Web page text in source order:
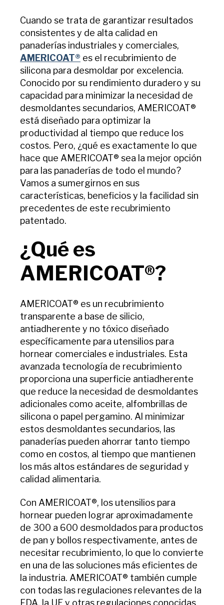
Cuando se trata de garantizar resultados
consistentes y de alta calidad en
panaderías industriales y comerciales,
AMERICOAT® es el recubrimiento de
silicona para desmoldar por excelencia.
Conocido por su rendimiento duradero y su
capacidad para minimizar la necesidad de
desmoldantes secundarios, AMERICOAT®
está diseñado para optimizar la
productividad al tiempo que reduce los
costos. Pero, ¿qué es exactamente lo que
hace que AMERICOAT® sea la mejor opción
para las panaderías de todo el mundo?
Vamos a sumergirnos en sus
características, beneficios y la facilidad sin
precedentes de este recubrimiento
patentado.
¿Qué es
AMERICOAT®?
AMERICOAT® es un recubrimiento
transparente a base de silicio,
antiadherente y no tóxico diseñado
específicamente para utensilios para
hornear comerciales e industriales. Esta
avanzada tecnología de recubrimiento
proporciona una superficie antiadherente
que reduce la necesidad de desmoldantes
adicionales como aceite, alfombrillas de
silicona o papel pergamino. Al minimizar
estos desmoldantes secundarios, las
panaderías pueden ahorrar tanto tiempo
como en costos, al tiempo que mantienen
los más altos estándares de seguridad y
calidad alimentaria.
Con AMERICOAT®, los utensilios para
hornear pueden lograr aproximadamente
de 300 a 600 desmoldados para productos
de pan y bollos respectivamente, antes de
necesitar recubrimiento, lo que lo convierte
en una de las soluciones más eficientes de
la industria. AMERICOAT® también cumple
con todas las regulaciones relevantes de la
FDA, la UE y otras regulaciones conocidas